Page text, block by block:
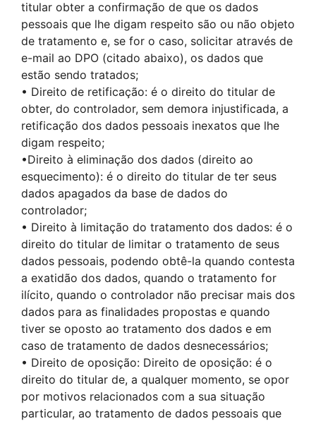
titular obter a confirmação de que os dados
pessoais que lhe digam respeito são ou não objeto
de tratamento e, se for o caso, solicitar através de
e-mail ao DPO (citado abaixo), os dados que
estão sendo tratados;
• Direito de retificação: é o direito do titular de
obter, do controlador, sem demora injustificada, a
retificação dos dados pessoais inexatos que lhe
digam respeito;
•Direito à eliminação dos dados (direito ao
esquecimento): é o direito do titular de ter seus
dados apagados da base de dados do
controlador;
• Direito à limitação do tratamento dos dados: é o
direito do titular de limitar o tratamento de seus
dados pessoais, podendo obtê-la quando contesta
a exatidão dos dados, quando o tratamento for
ilícito, quando o controlador não precisar mais dos
dados para as finalidades propostas e quando
tiver se oposto ao tratamento dos dados e em
caso de tratamento de dados desnecessários;
• Direito de oposição: Direito de oposição: é o
direito do titular de, a qualquer momento, se opor
por motivos relacionados com a sua situação
particular, ao tratamento de dados pessoais que